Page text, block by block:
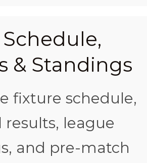
& Standings
fixture schedule,
results, league
and pre-match